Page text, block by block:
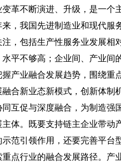
革不断演进、升级，是一个
，我国先进制造业和现代服
，包括生产性服务业发展相
平不够高；企业间、产业间
产业融合发展趋势，围绕重
合新业态新模式，创新体制
互促与深度融合，为制造强
体。既要支持链主企业带动
范引领作用，还要完善平台
点行业的融合发展路径。产